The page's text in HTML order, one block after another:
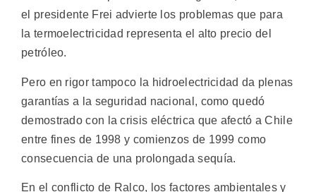
el presidente Frei advierte los problemas que para
la termoelectricidad representa el alto precio del
petróleo.
Pero en rigor tampoco la hidroelectricidad da plenas
garantías a la seguridad nacional, como quedó
demostrado con la crisis eléctrica que afectó a Chile
entre fines de 1998 y comienzos de 1999 como
consecuencia de una prolongada sequía.
En el conflicto de Ralco, los factores ambientales y